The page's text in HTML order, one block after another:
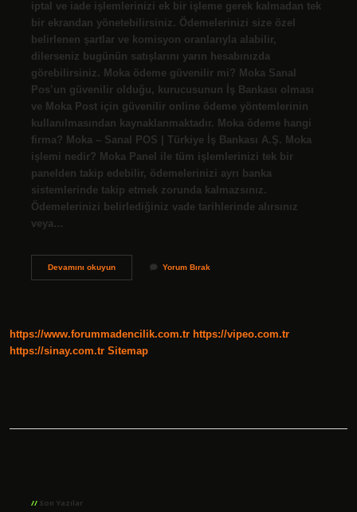
iptal ve iade işlemlerinizi ek bir işleme gerek kalmadan tek
bir ekrandan yönetebilirsiniz. Ödemelerinizi size özel
belirlenen şartlar ve komisyon oranlarıyla alabilir,
dilerseniz bugünün satışlarını yarın hesabınızda
görebilirsiniz. Moka ödeme güvenilir mi? Moka Sanal
Pos’un güvenilir olduğu, kurucusunun İş Bankası olması
ve Moka Post için güvenilir online ödeme yöntemlerinin
kullanılmasından kaynaklanmaktadır. Moka ödeme hangi
firma? Moka – Sanal POS | Türkiye İş Bankası A.Ş. Moka
işlemi nedir? Moka Panel ile tüm işlemlerinizi tek bir
panelden takip edebilir, ödemelerinizi ayrı banka
sistemlerinde takip etmek zorunda kalmazsınız.
Ödemelerinizi belirlediğiniz vade tarihlerinde alırsınız
veya…
Devamını okuyunMoka
Yorum Bırak
https://www.forummadencilik.com.tr https://vipeo.com.tr
https://sinay.com.tr Sitemap
Son Yazılar